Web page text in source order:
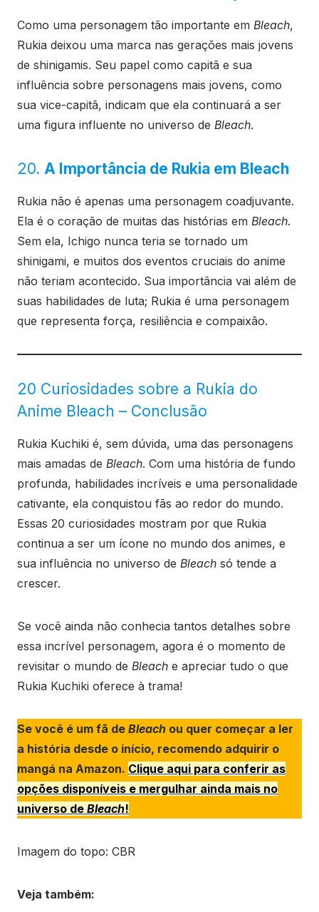
Como uma personagem tão importante em Bleach,
Rukia deixou uma marca nas gerações mais jovens
de shinigamis. Seu papel como capitã e sua
influência sobre personagens mais jovens, como
sua vice-capitã, indicam que ela continuará a ser
uma figura influente no universo de Bleach.
20. A Importância de Rukia em Bleach
Rukia não é apenas uma personagem coadjuvante.
Ela é o coração de muitas das histórias em Bleach.
Sem ela, Ichigo nunca teria se tornado um
shinigami, e muitos dos eventos cruciais do anime
não teriam acontecido. Sua importância vai além de
suas habilidades de luta; Rukia é uma personagem
que representa força, resiliência e compaixão.
20 Curiosidades sobre a Rukia do
Anime Bleach – Conclusão
Rukia Kuchiki é, sem dúvida, uma das personagens
mais amadas de Bleach. Com uma história de fundo
profunda, habilidades incríveis e uma personalidade
cativante, ela conquistou fãs ao redor do mundo.
Essas 20 curiosidades mostram por que Rukia
continua a ser um ícone no mundo dos animes, e
sua influência no universo de Bleach só tende a
crescer.
Se você ainda não conhecia tantos detalhes sobre
essa incrível personagem, agora é o momento de
revisitar o mundo de Bleach e apreciar tudo o que
Rukia Kuchiki oferece à trama!
Se você é um fã de Bleach ou quer começar a ler
a história desde o início, recomendo adquirir o
mangá na Amazon. Clique aqui para conferir as
opções disponíveis e mergulhar ainda mais no
universo de Bleach!
Imagem do topo: CBR
Veja também: